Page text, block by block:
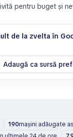
pentru buget și
de la zvelta în
Adaugă ca sursă
190mașini adăugate